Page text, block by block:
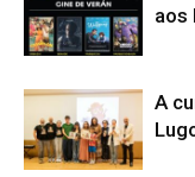
aos
A